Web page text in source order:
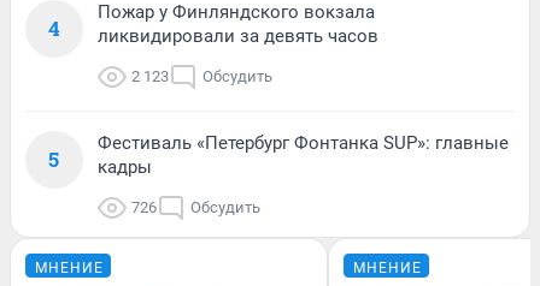
4
Пожар у Финляндского вокзала
ликвидировали за девять часов
2 123 Обсудить
5
Фестиваль «Петербург Фонтанка SUP»: главные
кадры
726 Обсудить
МНЕНИЕ МНЕНИЕ